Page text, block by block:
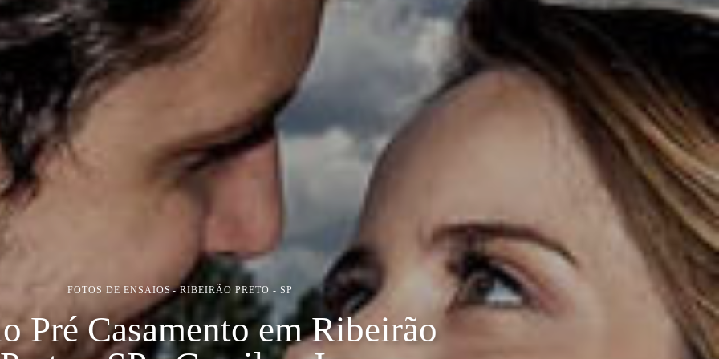
FOTOS DE ENSAIOS RIBEIRÃO PRETO - SP
Pré Casamento em Ribeirão